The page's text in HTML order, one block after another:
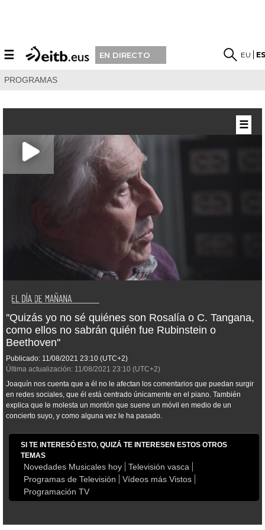
☰ EN DIRECTO EU
PROGRAMAS
''Quizás yo no sé quiénes son Rosalía o C. Tangana,
como ellos no sabrán quién fue Rubinstein o
Beethoven''
Publicado: 11/08/2021 23:10 (UTC+2)
Última actualización: 11/08/2021 23:10 (UTC+2)
Joaquín nos cuenta que a él no le afectan los comentarios que puedan surgir
en redes sociales, que él está centrado únicamente en el piano. También
explica que le molesta un montón que suene un móvil en medio de un
concierto suyo, y como alguna vez le ha pasado.
SI TE INTERESÓ ESTO, QUIZÁ TE INTERESEN ESTOS OTROS
TEMAS
Novedades Musicales hoy
Televisión vasca
Programas de Televisión
Vídeos más Vistos
Programación TV
☰